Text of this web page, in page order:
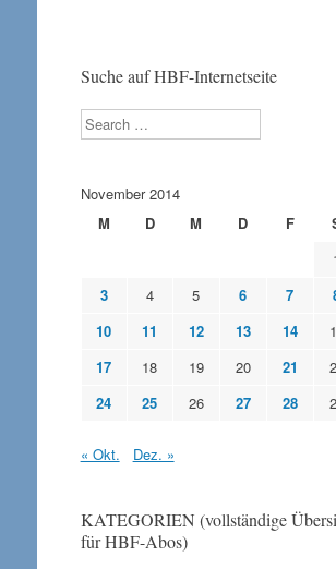
Suche auf HBF-Internetseite
Search
November 2014
M
D M D F
3
4 5 6 7
10
11 12 13 14
17
18 19 20 21
24
25 26 27 28
« Okt. Dez. »
KATEGORIEN (vollständige
für HBF-Abos)